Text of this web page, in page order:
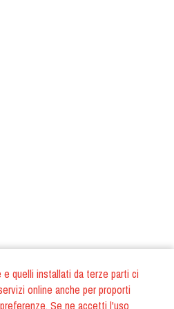
quelli installati da terze parti ci
online anche per proporti
Se ne accetti l'uso